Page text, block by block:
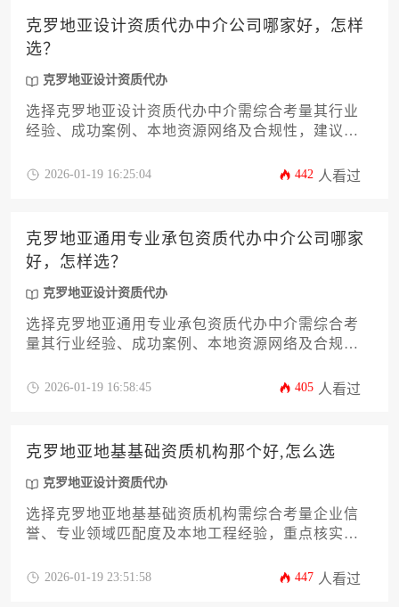
克罗地亚设计资质代办中介公司哪家好，怎样
选？
克罗地亚设计资质代办
选择克罗地亚设计资质代办中介需综合考量其行业
经验、成功案例、本地资源网络及合规性，建议通
优质服务机构。
2026-01-19 16:25:04 442 人看过
克罗地亚通用专业承包资质代办中介公司哪家
好，怎样选？
克罗地亚设计资质代办
选择克罗地亚通用专业承包资质代办中介需综合考
量其行业经验、成功案例、本地资源网络及合规服
专业解读能力、高效的文件处理流程以及可靠的后
2026-01-19 16:58:45 405 人看过
克罗地亚地基基础资质机构那个好,怎么选
克罗地亚设计资质代办
选择克罗地亚地基基础资质机构需综合考量企业信
誉、专业领域匹配度及本地工程经验，重点核实其
考察其解决复杂地质问题的能力。建议优先选择提
2026-01-19 23:51:58 447 人看过